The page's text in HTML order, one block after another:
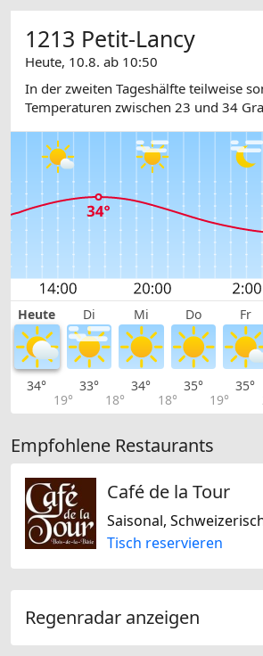
1213 Petit-Lancy
Heute, 10.8. ab 10:50
In der zweiten Tageshälfte teilweise
Temperaturen zwischen 23 und 34
Heute Di Mi Do Fr
34°
19°
33°
18°
34°
18°
35°
19°
35°
Empfohlene Restaurants
Café de la Tour
Saisonal,
Tisch reservieren
Regenradar anzeigen